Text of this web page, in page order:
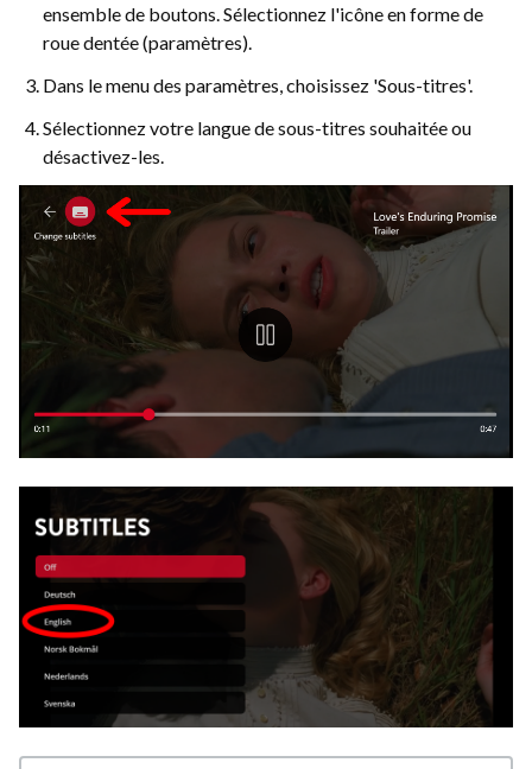
ensemble de boutons. Sélectionnez l'icône en forme de
roue dentée (paramètres).
Dans le menu des paramètres, choisissez 'Sous-titres'.
Sélectionnez votre langue de sous-titres souhaitée ou
désactivez-les.